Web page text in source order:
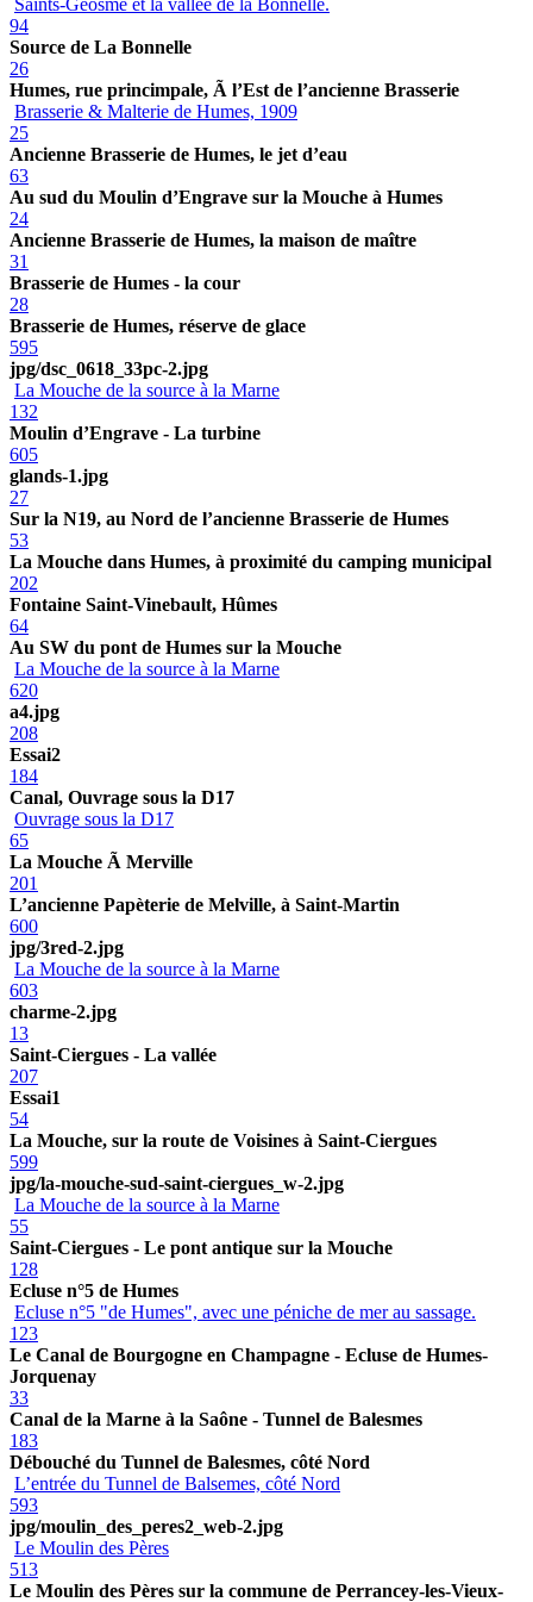
94
Source de La Bonnelle
26
Humes, rue princimpale, Ã l’Est de l’ancienne Brasserie
Brasserie & Malterie de Humes, 1909
25
Ancienne Brasserie de Humes, le jet d’eau
63
Au sud du Moulin d’Engrave sur la Mouche à Humes
24
Ancienne Brasserie de Humes, la maison de maître
31
Brasserie de Humes - la cour
28
Brasserie de Humes, réserve de glace
595
jpg/dsc_0618_33pc-2.jpg
La Mouche de la source à la Marne
132
Moulin d’Engrave - La turbine
605
glands-1.jpg
27
Sur la N19, au Nord de l’ancienne Brasserie de Humes
53
La Mouche dans Humes, à proximité du camping municipal
202
Fontaine Saint-Vinebault, Hûmes
64
Au SW du pont de Humes sur la Mouche
La Mouche de la source à la Marne
620
a4.jpg
208
Essai2
184
Canal, Ouvrage sous la D17
Ouvrage sous la D17
65
La Mouche Ã Merville
201
L’ancienne Papèterie de Melville, à Saint-Martin
600
jpg/3red-2.jpg
La Mouche de la source à la Marne
603
charme-2.jpg
13
Saint-Ciergues - La vallée
207
Essai1
54
La Mouche, sur la route de Voisines à Saint-Ciergues
599
jpg/la-mouche-sud-saint-ciergues_w-2.jpg
La Mouche de la source à la Marne
55
Saint-Ciergues - Le pont antique sur la Mouche
128
Ecluse n°5 de Humes
Ecluse n°5 "de Humes", avec une péniche de mer au sassage.
123
Le Canal de Bourgogne en Champagne - Ecluse de Humes-
Jorquenay
33
Canal de la Marne à la Saône - Tunnel de Balesmes
183
Débouché du Tunnel de Balesmes, côté Nord
L’entrée du Tunnel de Balsemes, côté Nord
593
jpg/moulin_des_peres2_web-2.jpg
Le Moulin des Pères
513
Le Moulin des Pères sur la commune de Perrancey-les-Vieux-